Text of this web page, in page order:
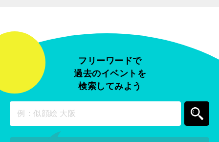
フリーワードで
過去のイベントを
検索してみよう